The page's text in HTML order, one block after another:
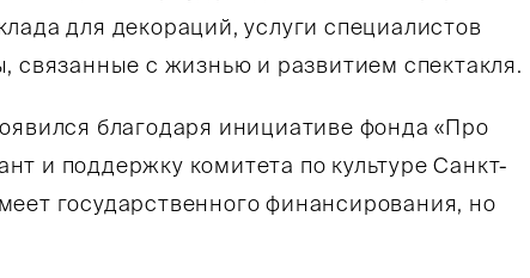
для декораций, услуги специалистов
связанные с жизнью и развитием спектакля.
благодаря инициативе фонда «Про
и поддержку комитета по культуре Санкт-
государственного финансирования, но